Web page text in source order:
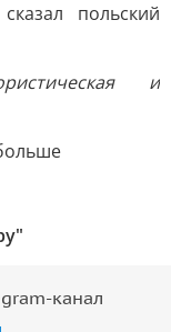
польский
и
канал